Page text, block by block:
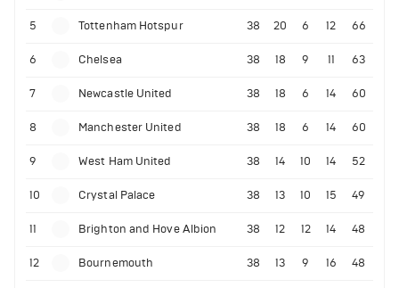
5 Tottenham Hotspur 38 20 6 12 66
6 Chelsea 38 18 9 11 63
7 Newcastle United 38 18 6 14 60
8 Manchester United 38 18 6 14 60
9 West Ham United 38 14 10 14 52
10 Crystal Palace 38 13 10 15 49
11 Brighton and Hove Albion 38 12 12 14 48
12 Bournemouth 38 13 9 16 48